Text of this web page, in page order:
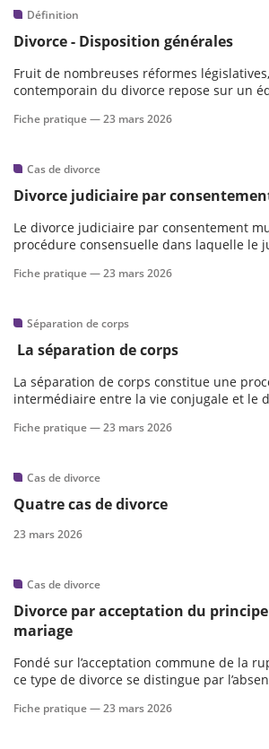
Définition
Divorce - Disposition générales
Fruit de nombreuses réformes
contemporain du divorce repose sur un
du juge.
Fiche pratique —23 mars 2026
Cas de divorce
Divorce judiciaire par
Le divorce judiciaire par consentement
procédure consensuelle dans laquelle le
préserver les intérêts des parties ainsi
Fiche pratique —23 mars 2026
Séparation de corps
La séparation de corps
La séparation de corps constitue une
intermédiaire entre la vie conjugale et le
Fiche pratique —23 mars 2026
Cas de divorce
Quatre cas de divorce
23 mars 2026
Cas de divorce
Divorce par acceptation du
mariage
Fondé sur l’acceptation commune de la
ce type de divorce se distingue par
règles procédurales précises, cette voie
Fiche pratique —23 mars 2026